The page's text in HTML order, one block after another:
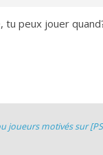
peux jouer
joueurs motivés sur